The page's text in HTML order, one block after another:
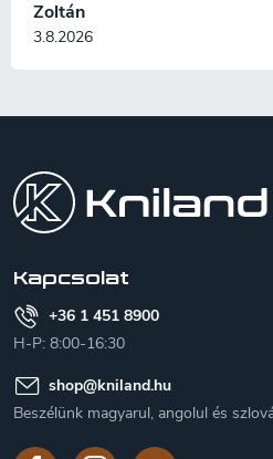
Zoltán
3.8.2026
Kapcsolat
+36 1 451 8900
H-P: 8:00-16:30
shop@kniland.hu
Beszélünk magyarul, angolul és